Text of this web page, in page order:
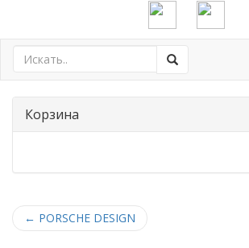
Корзина
← PORSCHE DESIGN